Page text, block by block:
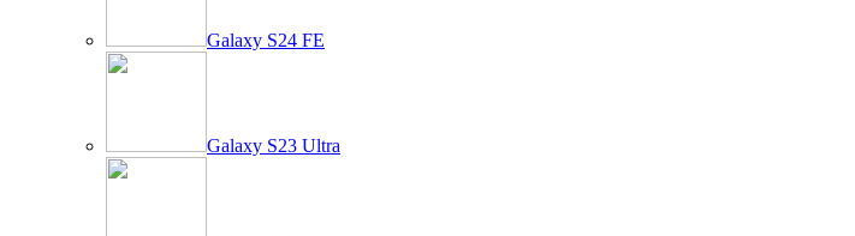
Galaxy S24 FE
Galaxy S23 Ultra